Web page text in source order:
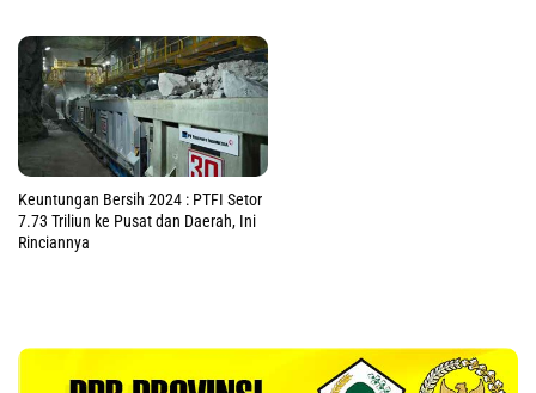
Keuntungan Bersih 2024 : PTFI Setor
7.73 Triliun ke Pusat dan Daerah, Ini
Rinciannya